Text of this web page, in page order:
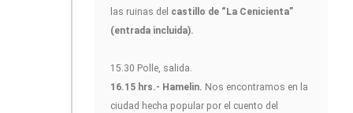
las ruinas del castillo de “La Cenicienta”
(entrada incluida).
15.30 Polle, salida.
16.15 hrs.- Hamelin. Nos encontramos en la
ciudad hecha popular por el cuento del